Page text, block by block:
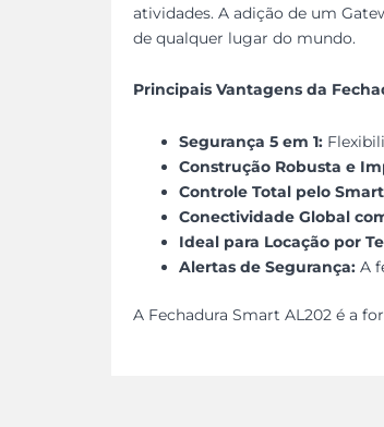
atividades. A adição de um
de qualquer lugar do mundo.
Principais Vantagens da
Segurança 5 em 1:
Construção Robusta e
Controle Total pelo
Conectividade Global
Ideal para Locação por
Alertas de Segurança: A
A Fechadura Smart AL202 é a